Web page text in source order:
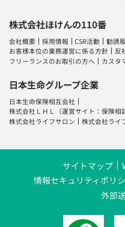
株式会社ほけんの110番
会社概要 採用情報 CSR活動
勧誘
お客様本位の業務運営に係る方針
反
フリーランスのお取引の方へ
カスタ
日本生命グループ企業
日本生命保険相互会社
株式会社ＬＨＬ （運営サイト：保険相
株式会社ライフサロン
株式会社ライ
サイトマップ
情報セキュリティポリ
外部